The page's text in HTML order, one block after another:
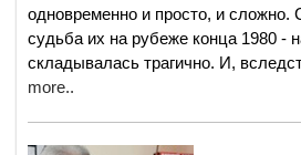
одновременно и просто, и сложно.
судьба их на рубеже конца 1980 -
складывалась трагично. И,
more..